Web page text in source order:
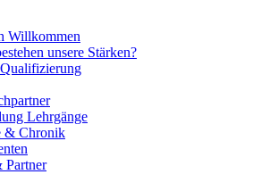
Willkommen
unsere Stärken?
Lehrgänge
& Chronik